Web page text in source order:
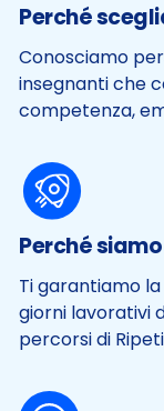
Perché
Conosciamo
insegnanti che
competenza,
Perché
Ti garantiamo
giorni lavorativi
percorsi di